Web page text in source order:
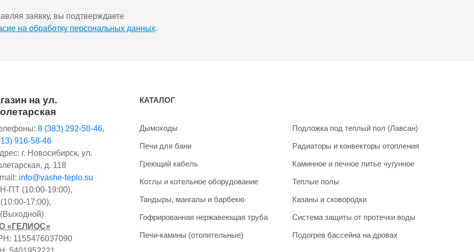
заявку, вы подтверждаете
на обработку персональных данных.
на ул.
8 (383) 292-58-46,
916-58-46
г. Новосибирск, ул.
д. 118
info@vashe-teplo.su
ПТ (10:00-19:00),
17:00),
«ГЕЛИОС»
1155476037090
КАТАЛОГ
Дымоходы
Печи для бани
Греющий кабель
Котлы и котельное оборудование
Тандыры, мангалы и барбекю
Гофрированная нержавеющая труба
Печи-камины (отопительные)
Подложка под теплый пол (Лавсан)
Радиаторы и конвекторы отопления
Каминное и печное литье чугунное
Теплые полы
Казаны и сковородки
Система защиты от протечки воды
Подогрев бассейна на дровах